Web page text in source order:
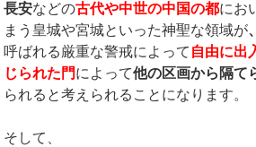
長安などの古代や中世の中国の都にお
まう皇城や宮城といった神聖な領域が
呼ばれる厳重な警戒によって 自由に出
じられた門によって他の区画から隔て
られると考えられることになります。
そして、